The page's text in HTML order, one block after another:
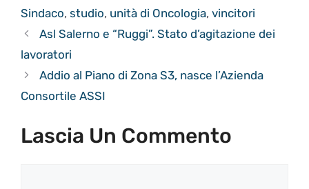
Sindaco, studio, unità di Oncologia, vincitori
Asl Salerno e “Ruggi”. Stato d’agitazione dei
lavoratori
Addio al Piano di Zona S3, nasce l’Azienda
Consortile ASSI
Lascia Un Commento